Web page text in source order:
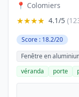
📍 Colomiers
★★★★ 4.1/5
Score : 18.2/20
Fenêtre en
véranda
porte